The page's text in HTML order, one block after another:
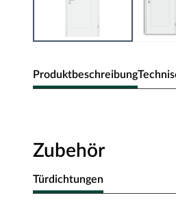
Produktbeschreibung
Klassische Zimmertür mit
Oberfläche - Weißlack
Diese Weißlack-Oberfläche
Zubehör
Türdichtungen